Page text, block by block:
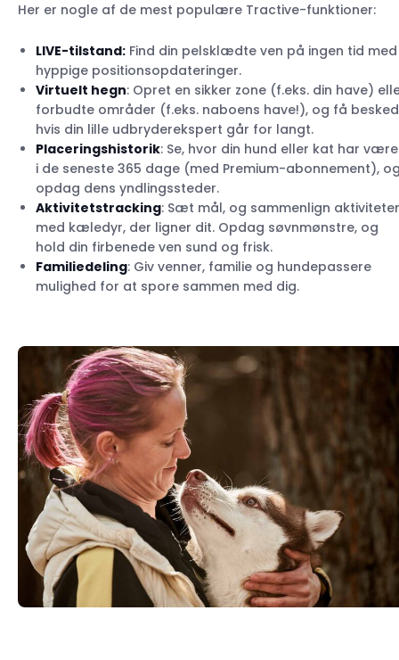
Her er nogle af de mest populære Tractive-funktioner:
LIVE-tilstand: Find din pelsklædte ven på ingen tid med
hyppige positionsopdateringer.
Virtuelt hegn: Opret en sikker zone (f.eks. din have)
forbudte områder (f.eks. naboens have!), og få
hvis din lille udbryderekspert går for langt.
Placeringshistorik: Se, hvor din hund eller kat har
i de seneste 365 dage (med Premium-abonnement),
opdag dens yndlingssteder.
Aktivitetstracking: Sæt mål, og sammenlign
med kæledyr, der ligner dit. Opdag søvnmønstre, og
hold din firbenede ven sund og frisk.
Familiedeling: Giv venner, familie og hundepassere
mulighed for at spore sammen med dig.